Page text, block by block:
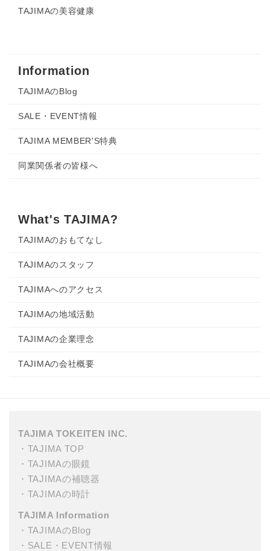
TAJIMAの美容健康
Information
TAJIMAのBlog
SALE・EVENT情報
TAJIMA MEMBER'S特典
同業関係者の皆様へ
What's TAJIMA?
TAJIMAのおもてなし
TAJIMAのスタッフ
TAJIMAへのアクセス
TAJIMAの地域活動
TAJIMAの企業理念
TAJIMAの会社概要
TAJIMA TOKEITEN INC.
・ TAJIMA TOP
・ TAJIMAの眼鏡
・ TAJIMAの補聴器
・ TAJIMAの時計
TAJIMA Information
・ TAJIMAのBlog
・ SALE・EVENT情報